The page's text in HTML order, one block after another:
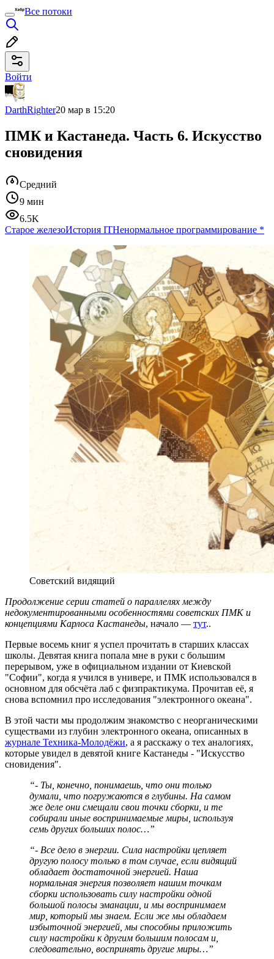
Все потоки
Войти
DarthRighter20 мар в 15:20
ПМК и Кастанеда. Часть 6. Искусство
сновидения
Средний
9 мин
6.5K
Старое железоИстория ITНенормальное программирование *
Советский видящий
Продолжение серии статей о параллелях между
недокументированными особенностями советских ПМК и
концепциями Карлоса Кастанеды, начало — тут..
Первые восемь книг я успел прочитать в старших классах
школы. Девятая книга попала мне в руки с большим
перерывом, уже в официальном издании от Киевской
"Софии", когда я учился в универе, и ПМК использовался в
основном для обсчёта лаб с физпрактикума. Прочитав её, я
снова вспомнил про исследования "электронного океана".
В этой части мы продолжим знакомство с неорганическими
существами из глубин электронного океана, описанных в
журнале Техника-Молодёжи, а я расскажу о тех аналогиях,
которые увидел в девятой книге Кастанеды - "Искусство
сновидения".
“- Ты, конечно, понимаешь, что они только
думали, что погружаются в глубины. На самом
же деле они смещали свои точки сборки, и те
собирали иные воспринимаемые миры, используя
семь других больших полос…”
“- Все дело в энергии. Сила настройки цепляет
другую полосу только в том случае, если видящий
обладает достаточной энергией. Наша
нормальная энергия позволяет нашим точкам
сборки использовать силу настройки одной
большой полосы эманации, и мы воспринимаем
мир, который мы знаем. Если же мы обладаем
избыточной энергией, мы способны приложить
силу настройки к другим большим полосам и,
следовательно, воспринять другие миры…”